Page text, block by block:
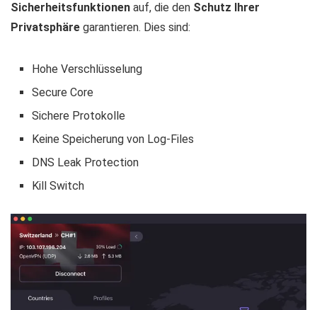
Sicherheitsfunktionen auf, die den Schutz Ihrer
Privatsphäre garantieren. Dies sind:
Hohe Verschlüsselung
Secure Core
Sichere Protokolle
Keine Speicherung von Log-Files
DNS Leak Protection
Kill Switch